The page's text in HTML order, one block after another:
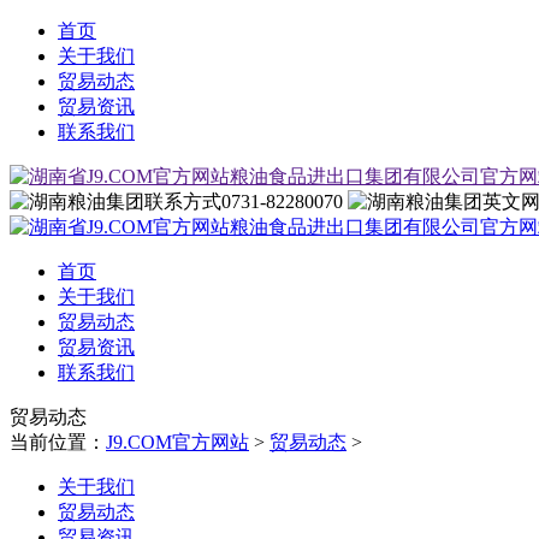
首页
关于我们
贸易动态
贸易资讯
联系我们
0731-82280070
首页
关于我们
贸易动态
贸易资讯
联系我们
贸易动态
当前位置： J9.COM官方网站 > 贸易动态 >
关于我们
贸易动态